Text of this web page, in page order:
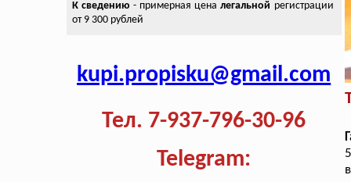
К сведению - примерная ценалегальной регистрации
от 9 300 рублей
kupi.propisku@gmail.com
Тел. 7-937-796-30-96
Telegram: